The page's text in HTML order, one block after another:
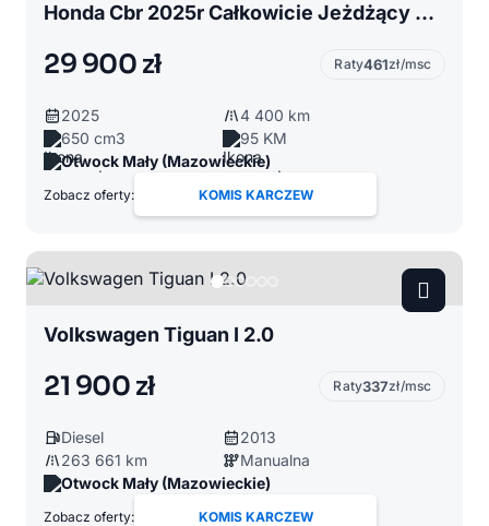
Honda Cbr 2025r Całkowicie Jeżdżący E Clutch 4 tys Przebiegu
29 900 zł Raty461zł/msc
2025
4 400 km
650 cm3
95 KM
Otwock Mały (Mazowieckie)
Zobacz oferty: KOMIS KARCZEW
Volkswagen Tiguan I 2.0
21 900 zł Raty337zł/msc
Diesel
2013
263 661 km
Manualna
Otwock Mały (Mazowieckie)
Zobacz oferty: KOMIS KARCZEW